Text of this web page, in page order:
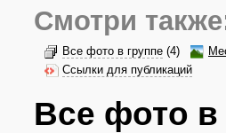
Смотри
Все фото в группе (4)
Ссылки для публикаций
Все фото в